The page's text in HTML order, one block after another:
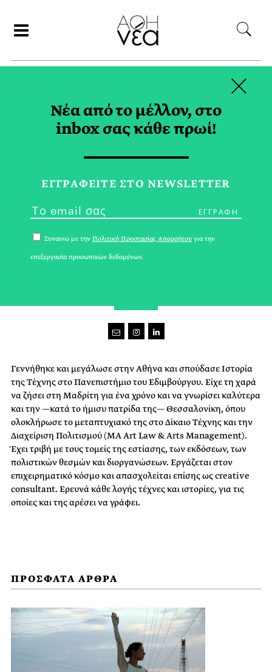
ΧΡΙΣΤΙΝΑ ΤΣΙΜΑ
Γεννήθηκε και μεγάλωσε στην Αθήνα και σπούδασε Iστορία
της Τέχνης στο Πανεπιστήμιο του Εδιμβούργου. Είχε τη χαρά
να ζήσει στη Μαδρίτη για ένα χρόνο και να γνωρίσει καλύτερα
και την —κατά το ήμισυ πατρίδα της— Θεσσαλονίκη, όπου
ολοκλήρωσε τo μεταπτυχιακό της στο Δίκαιο Τέχνης και την
Διαχείριση Πολιτισμού (MA Art Law & Arts Management).
Έχει τριβή με τους τομείς της εστίασης, των εκδόσεων, των
πολιστικών θεσμών και διοργανώσεων. Εργάζεται στον
επιχειρηματικό κόσμο και απασχολείται επίσης ως creative
consultant. Ερευνά κάθε λογής τέχνες και ιστορίες, για τις
οποίες και της αρέσει να γράφει.
ΠΡΟΣΦΑΤΑ ΑΡΘΡΑ
Νέα από το μέλλον, στο
inbox σας κάθε πρωί!
ΕΓΓPΑΦΕΙΤΕ ΣΤΟ NEWSLETTER
Συναινώ με την Πολιτική Προστασίας Απορρήτου για την
επεξεργασία προσωπικών δεδομένων.
×